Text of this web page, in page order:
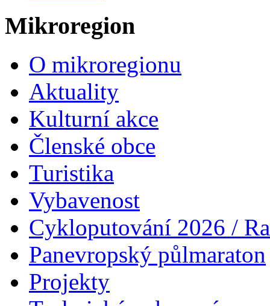
Mikroregion
O mikroregionu
Aktuality
Kulturní akce
Členské obce
Turistika
Vybavenost
Cykloputování 2026 /
Panevropský půlmaraton
Projekty